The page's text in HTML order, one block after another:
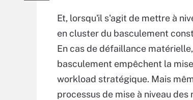
Et, lorsqu'il s'agit de mettre à
en cluster du basculement
En cas de défaillance
basculement empêchent la
workload stratégique. Mais
processus de mise à niveau